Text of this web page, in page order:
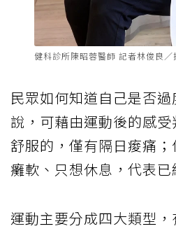
健科診所陳昭蓉醫師 記者林俊良／
民眾如何知道自己是否
說，可藉由運動後的感
舒服的，僅有隔日痠痛
癱軟、只想休息，代表已
運動主要分成四大類型